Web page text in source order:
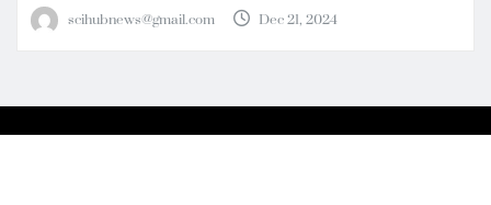
scihubnews@gmail.com Dec 21, 2024